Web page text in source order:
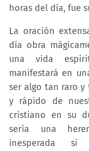
horas del día, fue
La oración
día obra
una vida
manifestará en
ser algo tan raro
y rápido de
cristiano en su
sería una
inesperada si